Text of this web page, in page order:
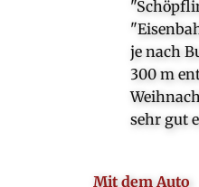
je nach
300 m
sehr gut
Mit dem Auto